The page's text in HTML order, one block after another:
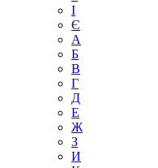
І
Є
А
Б
В
Г
Д
Е
Ж
З
И